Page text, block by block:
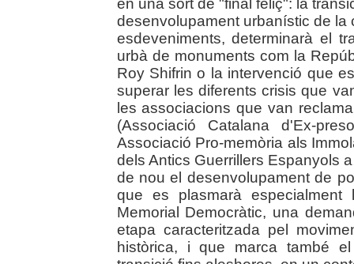
en una sort de "final feliç": la
desenvolupament urbanístic de
esdeveniments, determinarà el
urbà de monuments com la
Roy Shifrin o la intervenció que
superar les diferents crisis que
les associacions que van
(Associació Catalana d'Ex-
Associació Pro-memòria als
dels Antics Guerrillers Espanyols
de nou el desenvolupament de
que es plasmarà
Memorial Democràtic, una
etapa caracteritzada pel
històrica, i que marca també